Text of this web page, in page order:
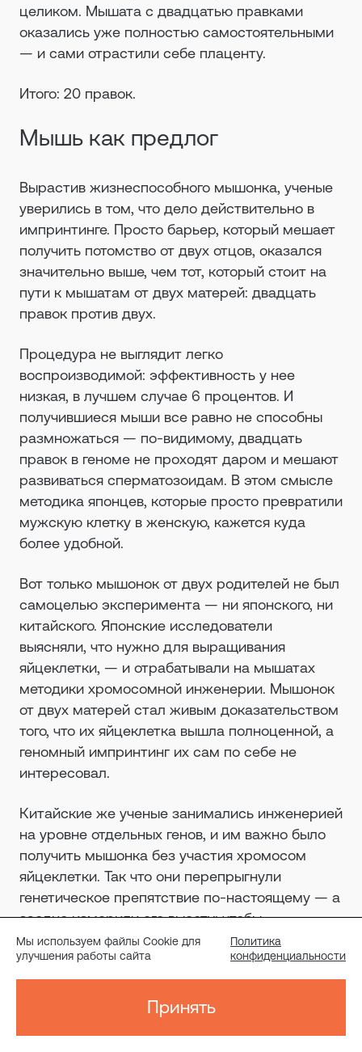
целиком. Мышата с двадцатью правками
оказались уже полностью самостоятельными
— и сами отрастили себе плаценту.
Итого: 20 правок.
Мышь как предлог
Вырастив жизнеспособного мышонка, ученые
уверились в том, что дело действительно в
импринтинге. Просто барьер, который мешает
получить потомство от двух отцов, оказался
значительно выше, чем тот, который стоит на
пути к мышатам от двух матерей: двадцать
правок против двух.
Процедура не выглядит легко
воспроизводимой: эффективность у нее
низкая, в лучшем случае 6 процентов. И
получившиеся мыши все равно не способны
размножаться — по-видимому, двадцать
правок в геноме не проходят даром и мешают
развиваться сперматозоидам. В этом смысле
методика японцев, которые просто превратили
мужскую клетку в женскую, кажется куда
более удобной.
Вот только мышонок от двух родителей не был
самоцелью эксперимента — ни японского, ни
китайского. Японские исследователи
выясняли, что нужно для выращивания
яйцеклетки, — и отрабатывали на мышатах
методики хромосомной инженерии. Мышонок
от двух матерей стал живым доказательством
того, что их яйцеклетка вышла полноценной, а
геномный импринтинг их сам по себе не
интересовал.
Китайские же ученые занимались инженерией
на уровне отдельных генов, и им важно было
получить мышонка без участия хромосом
яйцеклетки. Так что они перепрыгнули
генетическое препятствие по-настоящему — а
заодно измерили его высоту: чтобы
компенсировать отсутствие матери на
генетическом уровне, нужно двадцать правок
и никак не меньше.
А меньше двадцати — точно никак?↓
Мы используем файлы Cookie для
улучшения работы сайта
Политика
конфиденциальности
Принять